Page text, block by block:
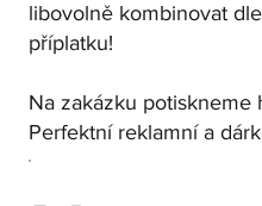
libovolně kombinovat
příplatku!
Na zakázku potiskneme
Perfektní reklamní a